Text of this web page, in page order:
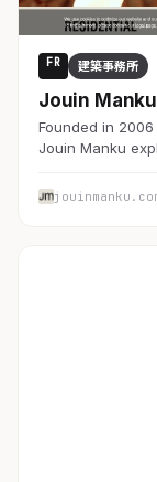
FR 建築事務所
Jouin Manku
Founded in
Jouin Manku